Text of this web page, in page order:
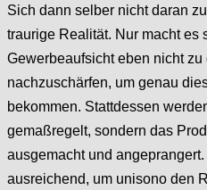
Sich dann selber nicht daran
traurige Realität. Nur macht es
Gewerbeaufsicht eben nicht
nachzuschärfen, um genau
bekommen. Stattdessen
gemaßregelt, sondern das
ausgemacht und
ausreichend, um unisono den